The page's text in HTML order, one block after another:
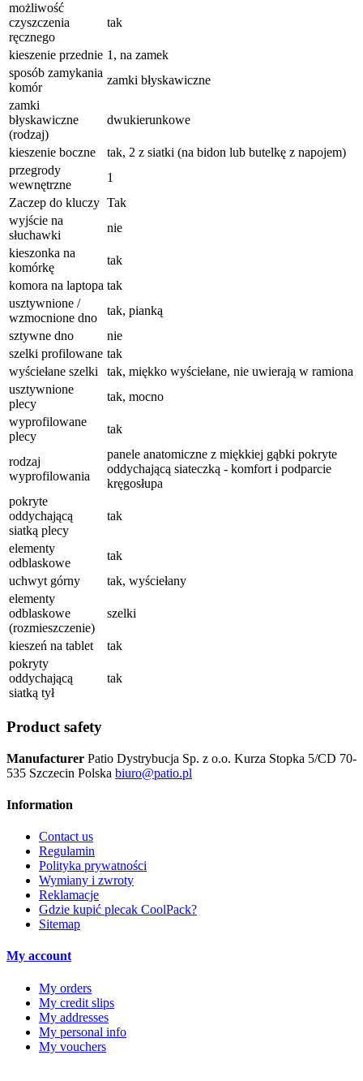
możliwość
czyszczenia
ręcznego
tak
kieszenie przednie 1, na zamek
sposób zamykania
komór
zamki błyskawiczne
zamki
błyskawiczne
(rodzaj)
dwukierunkowe
kieszenie boczne
tak, 2 z siatki (na bidon lub butelkę z napojem)
przegrody
wewnętrzne
1
Zaczep do kluczy Tak
wyjście na
słuchawki
nie
kieszonka na
komórkę
tak
komora na laptopa tak
usztywnione /
wzmocnione dno
tak, pianką
sztywne dno
nie
szelki profilowane tak
wyściełane szelki
tak, miękko wyściełane, nie uwierają w ramiona
usztywnione
plecy
tak, mocno
wyprofilowane
plecy
tak
rodzaj
wyprofilowania
panele anatomiczne z miękkiej gąbki pokryte
oddychającą siateczką - komfort i podparcie
kręgosłupa
pokryte
oddychającą
siatką plecy
tak
elementy
odblaskowe
tak
uchwyt górny
tak, wyściełany
elementy
odblaskowe
(rozmieszczenie)
szelki
kieszeń na tablet
tak
pokryty
oddychającą
siatką tył
tak
Product safety
Manufacturer Patio Dystrybucja Sp. z o.o. Kurza Stopka 5/CD 70-
535 Szczecin Polska biuro@patio.pl
Information
Contact us
Regulamin
Polityka prywatności
Wymiany i zwroty
Reklamacje
Gdzie kupić plecak CoolPack?
Sitemap
My account
My orders
My credit slips
My addresses
My personal info
My vouchers